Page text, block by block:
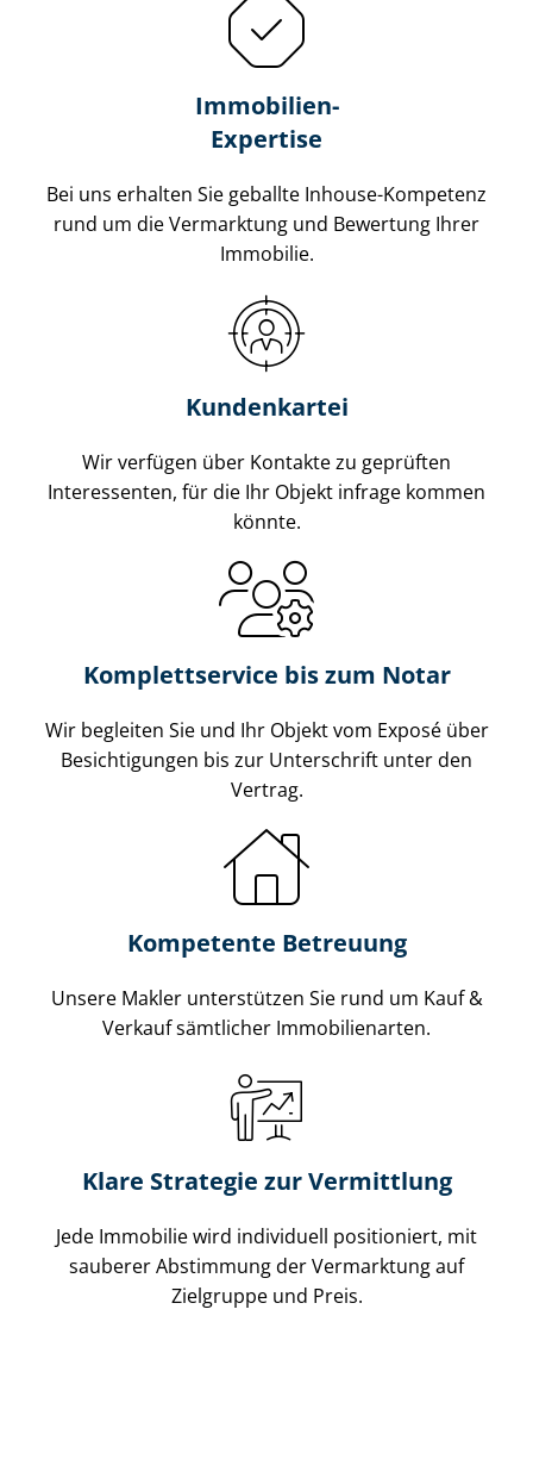
Immobilien-
Expertise
Bei uns erhalten Sie geballte Inhouse-Kompetenz
rund um die Vermarktung und Bewertung Ihrer
Immobilie.
Kundenkartei
Wir verfügen über Kontakte zu geprüften
Interessenten, für die Ihr Objekt infrage kommen
könnte.
Komplettservice bis zum Notar
Wir begleiten Sie und Ihr Objekt vom Exposé über
Besichtigungen bis zur Unterschrift unter den
Vertrag.
Kompetente Betreuung
Unsere Makler unterstützen Sie rund um Kauf &
Verkauf sämtlicher Immobilienarten.
Klare Strategie zur Vermittlung
Jede Immobilie wird individuell positioniert, mit
sauberer Abstimmung der Vermarktung auf
Zielgruppe und Preis.